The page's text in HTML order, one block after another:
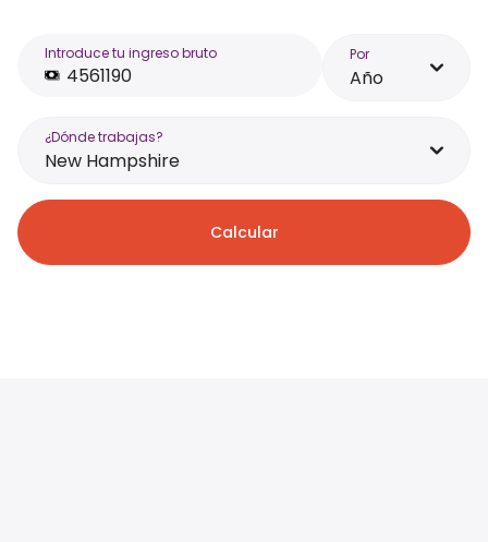
Introduce tu ingreso bruto Por
Año
¿Dónde trabajas?
New Hampshire
Calcular